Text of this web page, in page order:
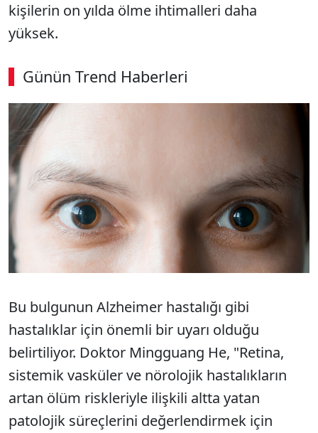
kişilerin on yılda ölme ihtimalleri daha
yüksek.
Günün Trend Haberleri
00:02 / 09:08
Bu bulgunun Alzheimer hastalığı gibi
hastalıklar için önemli bir uyarı olduğu
belirtiliyor. Doktor Mingguang He, "Retina,
sistemik vasküler ve nörolojik hastalıkların
artan ölüm riskleriyle ilişkili altta yatan
patolojik süreçlerini değerlendirmek için